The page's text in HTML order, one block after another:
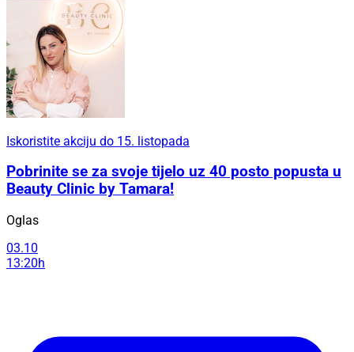
Iskoristite akciju do 15. listopada
Pobrinite se za svoje tijelo uz 40 posto popusta u
Beauty Clinic by Tamara!
Oglas
03.10
13:20h